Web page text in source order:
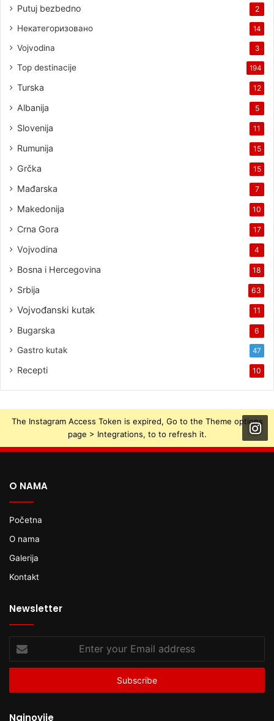
Putuj bezbedno 2
Некатегоризовано 14
Vojvodina 3
Top destinacije 194
Turska 12
Albanija 5
Slovenija 11
Rumunija 15
Grčka 15
Mađarska 7
Makedonija 10
Crna Gora 17
Vojvodina 4
Bosna i Hercegovina 18
Srbija 63
Vojvođanski kutak 11
Bugarska 6
Gastro kutak 47
Recepti 10
The Instagram Access Token is expired, Go to the Theme options
page > Integrations, to to refresh it.
O NAMA
Početna
O nama
Galerija
Kontakt
Newsletter
your
Email
Najnovije